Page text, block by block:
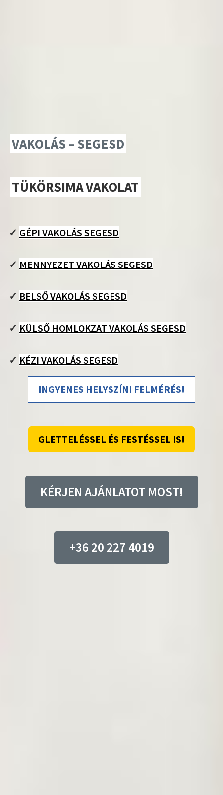
VAKOLÁS – SEGESD
TÜKÖRSIMA VAKOLAT
✓ GÉPI VAKOLÁS SEGESD
✓ MENNYEZET VAKOLÁS SEGESD
✓ BELSŐ VAKOLÁS SEGESD
✓ KÜLSŐ HOMLOKZAT VAKOLÁS SEGESD
✓ KÉZI VAKOLÁS SEGESD
INGYENES HELYSZÍNI FELMÉRÉS!
GLETTELÉSSEL ÉS FESTÉSSEL IS!
KÉRJEN AJÁNLATOT MOST!
+36 20 227 4019